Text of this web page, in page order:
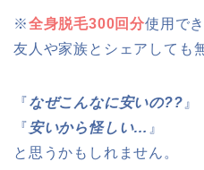
※全身脱毛300回分使用で
友人や家族とシェアしても
『なぜこんなに安いの?? 』
『 安いから怪しい… 』
と思うかもしれません。